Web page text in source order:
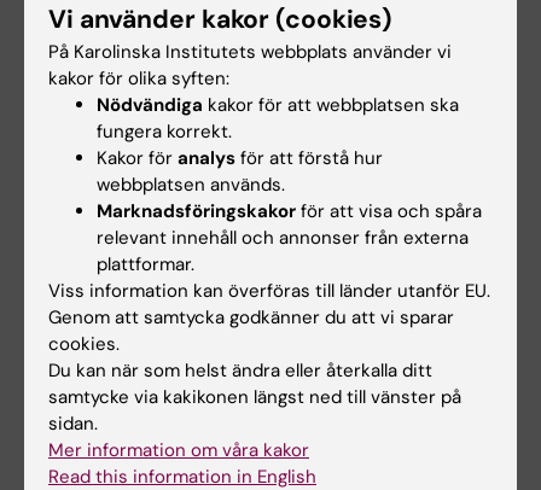
Ledningsgruppen protokoll 2025-03-04
374.41 KB)
Ledningsgruppen protokoll 2025-01-30 (PDF,
256.59 KB)
Hade du nytta av informationen på denna sida?
Yes
No
Innehållsgranskare:
Viktoria Svensson
Sidan uppdaterad:
Vi använder kakor (cookies)
På Karolinska Institutets webbplats använder vi
kakor för olika syften:
Nödvändiga kakor för att webbplatsen ska
fungera korrekt.
Kakor för analys för att förstå hur
webbplatsen används.
Marknadsföringskakor för att visa och spåra
relevant innehåll och annonser från externa
plattformar.
Viss information kan överföras till länder utanför EU.
Genom att samtycka godkänner du att vi sparar
cookies.
Du kan när som helst ändra eller återkalla ditt
samtycke via kakikonen längst ned till vänster på
sidan.
Mer information om våra kakor
Read this information in English